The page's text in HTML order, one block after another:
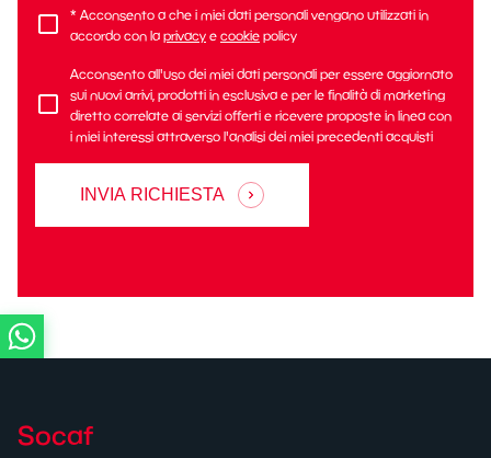
* Acconsento a che i miei dati personali vengano utilizzati in
accordo con la privacy e cookie policy
Acconsento all'uso dei miei dati personali per essere aggiornato
sui nuovi arrivi, prodotti in esclusiva e per le finalità di marketing
diretto correlate ai servizi offerti e ricevere proposte in linea con
i miei interessi attraverso l'analisi dei miei precedenti acquisti
INVIA RICHIESTA
Socaf